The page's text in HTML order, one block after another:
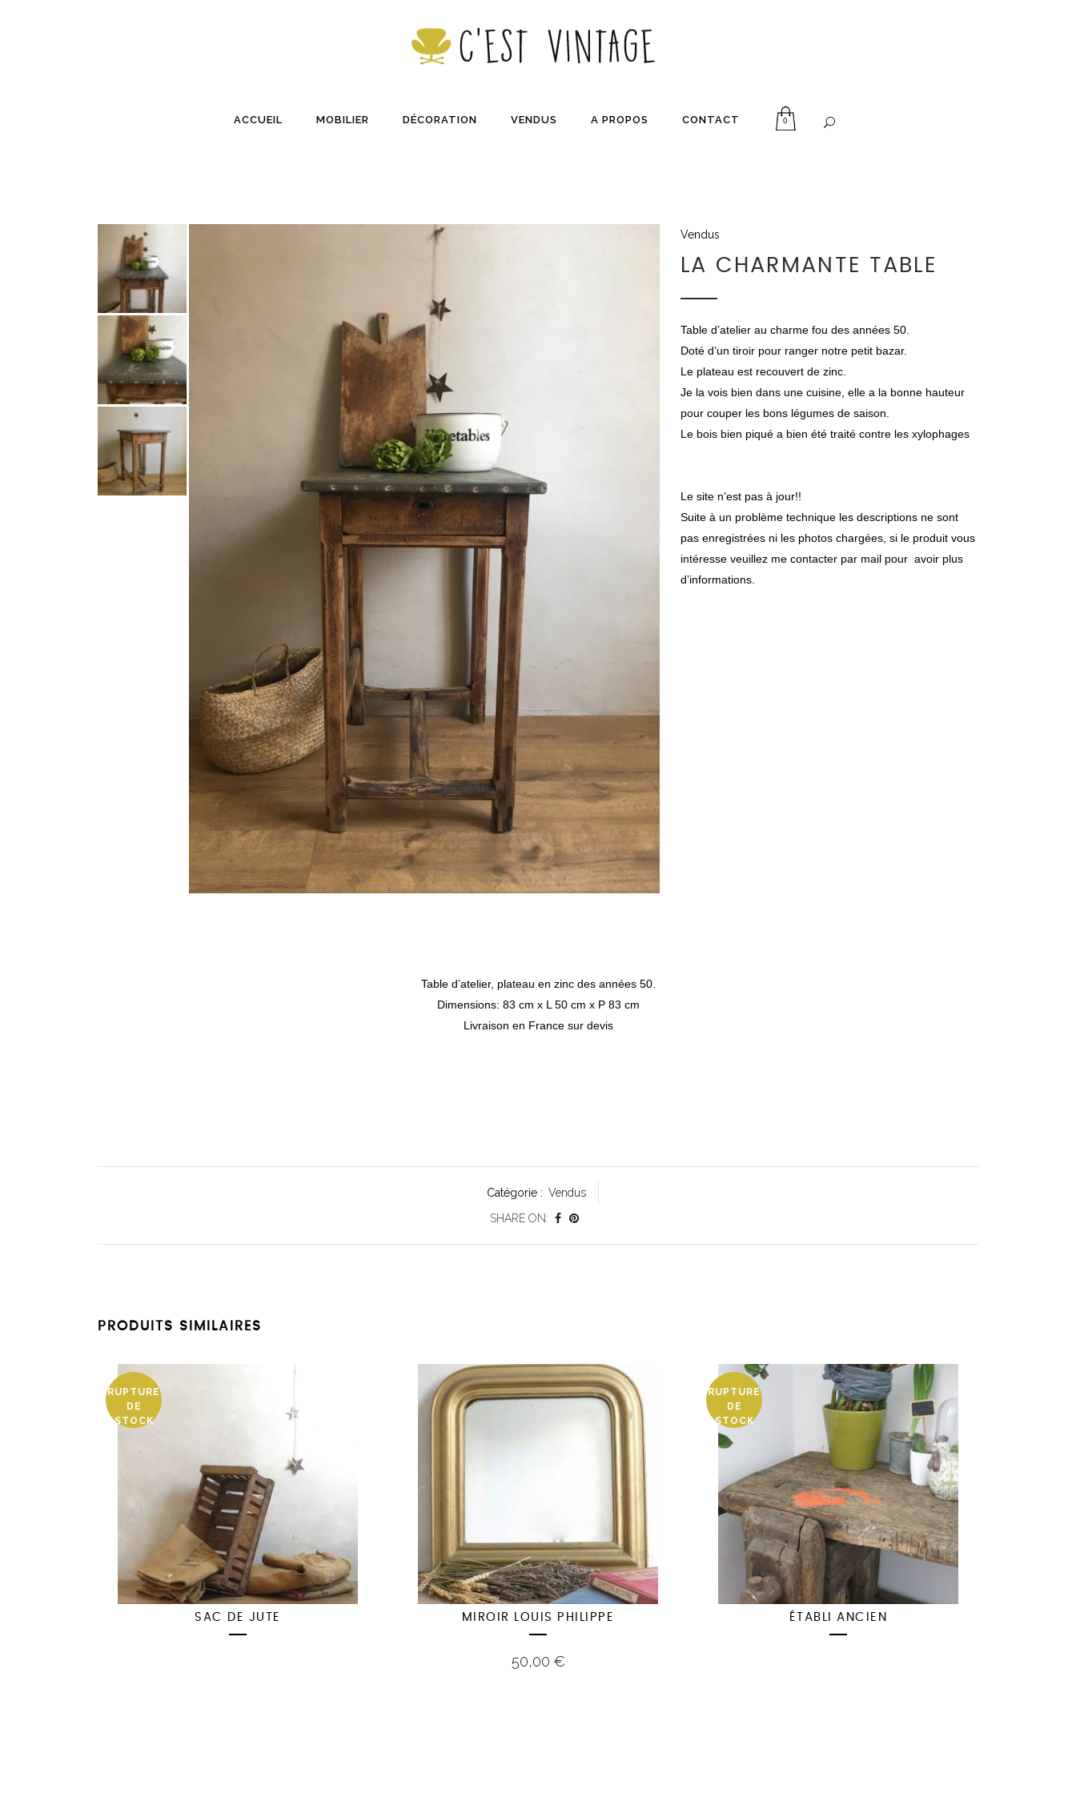
ACCUEIL MOBILIER DÉCORATION VENDUS A PROPOS CONTACT 0
Vendus
LA CHARMANTE TABLE
Table d’atelier au charme fou des années 50.
Doté d’un tiroir pour ranger notre petit bazar.
Le plateau est recouvert de zinc.
Je la vois bien dans une cuisine, elle a la bonne hauteur
pour couper les bons légumes de saison.
Le bois bien piqué a bien été traité contre les xylophages
Le site n’est pas à jour!!
Suite à un problème technique les descriptions ne sont
pas enregistrées ni les photos chargées, si le produit vous
intéresse veuillez me contacter par mail pour avoir plus
d’informations.
Table d’atelier, plateau en zinc des années 50.
Dimensions: 83 cm x L 50 cm x P 83 cm
Livraison en France sur devis
Catégorie : Vendus
SHARE ON:
PRODUITS SIMILAIRES
RUPTURE
DE
STOCK
SAC DE JUTE MIROIR LOUIS PHILIPPE
50,00 €
RUPTURE
DE
STOCK
ÉTABLI ANCIEN